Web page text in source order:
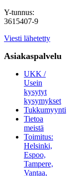
Y-tunnus:
3615407-9
Viesti lähetetty
Asiakaspalvelu
UKK /
Usein
kysytyt
kysymykset
Tukkumyynti
Tietoa
meistä
Toimitus:
Helsinki,
Espoo,
Tampere,
Vantaa,